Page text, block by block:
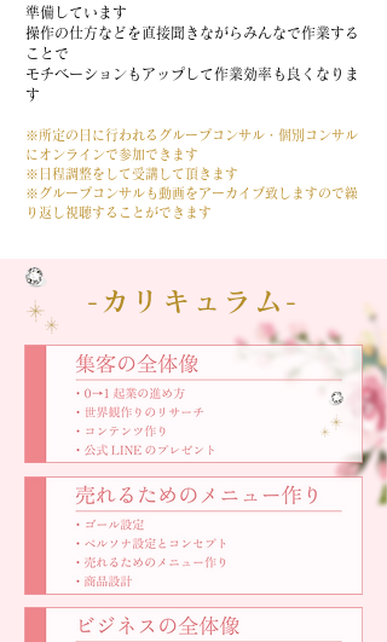
準備しています
​操作の仕方などを直接聞きながら みんなで作業する
ことで
モチベーションもアップして作業効率も良くなりま
す
※所定の日に行われる グループコンサル・個別コンサル
に オンラインで参加できます
※ 日程調整をして受講して頂きます
※グループコンサルも動画をアーカイブ致しますので​繰
り返し視聴することができます
-カリキュラム-